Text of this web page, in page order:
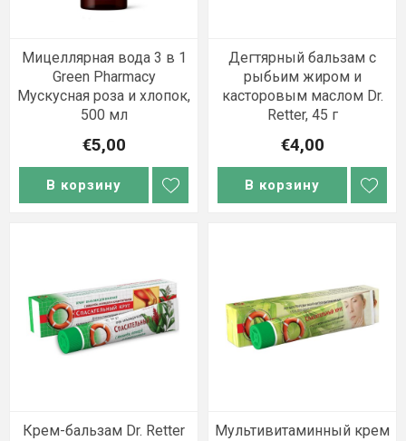
Мицеллярная вода 3 в 1
Green Pharmacy
Мускусная роза и хлопок,
500 мл
€5,00
В корзину
Дегтярный бальзам с
рыбьим жиром и
касторовым маслом Dr.
Retter, 45 г
€4,00
В корзину
Крем-бальзам Dr. Retter
Мультивитаминный крем